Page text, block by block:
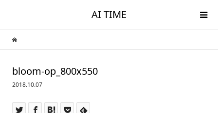
AI TIME
bloom-op_800x550
2018.10.07